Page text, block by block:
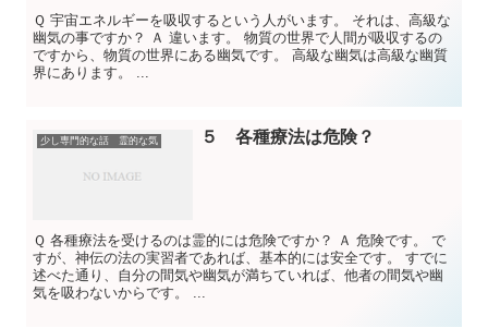
Ｑ 宇宙エネルギーを吸収するという人がいます。 それは、高級な
幽気の事ですか？ Ａ 違います。 物質の世界で人間が吸収するの
ですから、物質の世界にある幽気です。 高級な幽気は高級な幽質
界にあります。 ...
少し専門的な話 霊的な気 ５ 各種療法は危険？
Ｑ 各種療法を受けるのは霊的には危険ですか？ Ａ 危険です。 で
すが、神伝の法の実習者であれば、基本的には安全です。 すでに
述べた通り、自分の間気や幽気が満ちていれば、他者の間気や幽
気を吸わないからです。 ...